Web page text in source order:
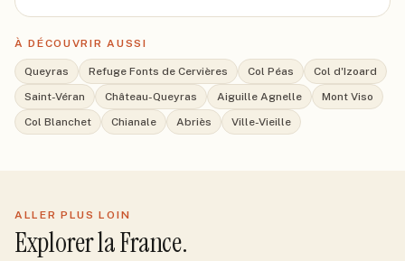
À DÉCOUVRIR AUSSI
Queyras Refuge Fonts de Cervières Col Péas
Col d'Izoard
Saint-Véran
Château-Queyras Aiguille Agnelle
Mont Viso
Col Blanchet
Chianale Abriès Ville-Vieille
ALLER PLUS LOIN
Explorerla France.